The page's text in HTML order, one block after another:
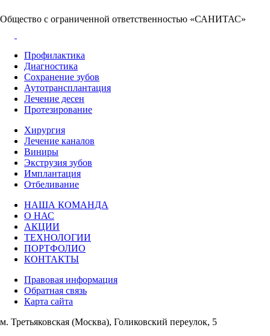
Общество с ограниченной ответственностью «САНИТАС»
Профилактика
Диагностика
Сохранение зубов
Аутотрансплантация
Лечение десен
Протезирование
Хирургия
Лечение каналов
Виниры
Экструзия зубов
Имплантация
Отбеливание
НАША КОМАНДА
О НАС
АКЦИИ
ТЕХНОЛОГИИ
ПОРТФОЛИО
КОНТАКТЫ
Правовая информация
Обратная связь
Карта сайта
м. Третьяковская (Москва), Голиковский переулок, 5